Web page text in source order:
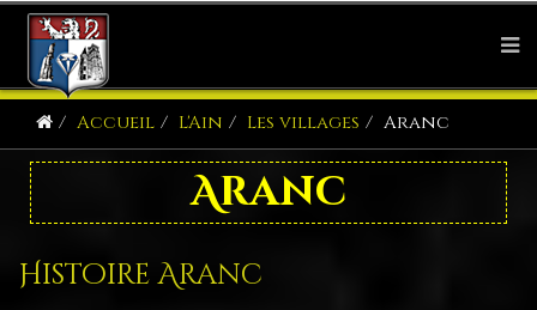
Accueil L'Ain Les villages Aranc
Aranc
Histoire Aranc